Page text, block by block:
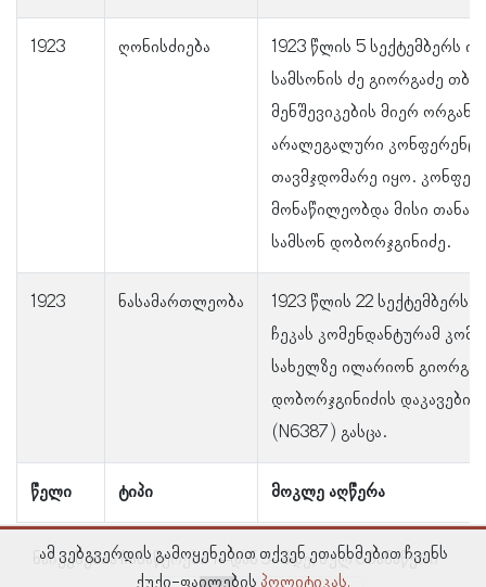
წელი ტიპი მოკლე აღწერა
1923 ღონისძიება
1923 წლის 5 სექტემბერს
სამსონის ძე გიორგაძე
მენშევიკების მიერ
არალეგალური
თავმჯდომარე იყო.
მონაწილეობდა მისი
სამსონ დობორჯგინიძე.
1923 ნასამართლეობა
1923 წლის 22 სექტემბერს
ჩეკას კომენდანტურამ
სახელზე ილარიონ
დობორჯგინიძის
(N6387) გასცა.
ნაჩვენებია ჩანაწერები 1–დან 5–მდე, სულ 6 ჩანაწერი
ამ ვებგვერდის გამოყენებით თქვენ ეთანხმებით ჩვენს
ქუქი-ფაილების პოლიტიკას.